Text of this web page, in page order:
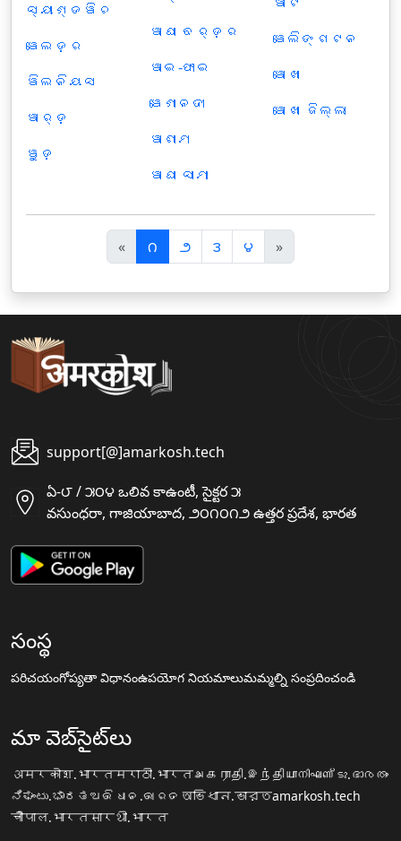
ସ୍ୟାଣ୍ଡୱିଚ
ୱେଲଡ଼ର
ୱିଲନିୟସ
ୱାର୍ଡ଼
ୱୁଡ଼
ୱାଘା ବର୍ଡ଼ର
ୱାଇ-ଫାଇ
ୱେଣାନଦୀ
ୱାଶୀମ
ୱାଘା ସୀମା
ୱେଲିଙ୍ଗଟନ
ୱୋଖା
ୱୋଖା ଜିଲ୍ଲା
«पि
छ
ला
౧ ౨ ౩ ౪ »अ
ग
ला
support[@]amarkosh.tech
ఏ-౮ / ౫౦౪ ఒలివ కాఉంటీ, సైక్టర ౫
వసుంధరా, గాజియాబాద, ౨౦౧౦౧౨ ఉత్తర ప్రదేశ, భారత
సంస్థ
పరిచయంగోప్యతా విధానంఉపయోగ నియమాలుమమ్మల్ని సంప్రదించండి
మా వెబ్‌సైట్‌లు
अमरकोश.भारतमराठी.भारतஅகராதி.இந்தியாനിഘണ്ടു.ഭാരതം
ನಿಘಂಟು.ಭಾರತ ଅଭିଧାନ.ଭାରତ অভিধান.ভারতamarkosh.tech
चौपाल.भारतसारथी.भारत